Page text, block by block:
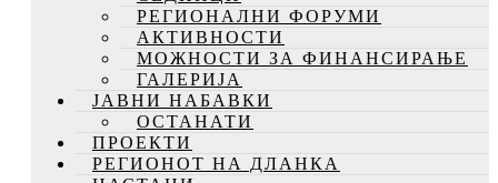
РЕГИОНАЛНИ ФОРУМИ
АКТИВНОСТИ
МОЖНОСТИ ЗА ФИНАНСИРАЊЕ
ГАЛЕРИЈА
ЈАВНИ НАБАВКИ
ОСТАНАТИ
ПРОЕКТИ
РЕГИОНОТ НА ДЛАНКА